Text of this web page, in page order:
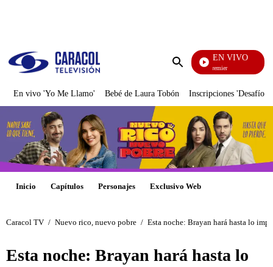
Enviar
EN VIVO
Noches De Premier
En vivo 'Yo Me Llamo' Bebé de Laura Tobón Inscripciones 'Desafío'
Inicio Capítulos Personajes Exclusivo Web
Caracol TV / Nuevo rico, nuevo pobre / Esta noche: Brayan hará hasta lo
Esta noche: Brayan hará hasta lo